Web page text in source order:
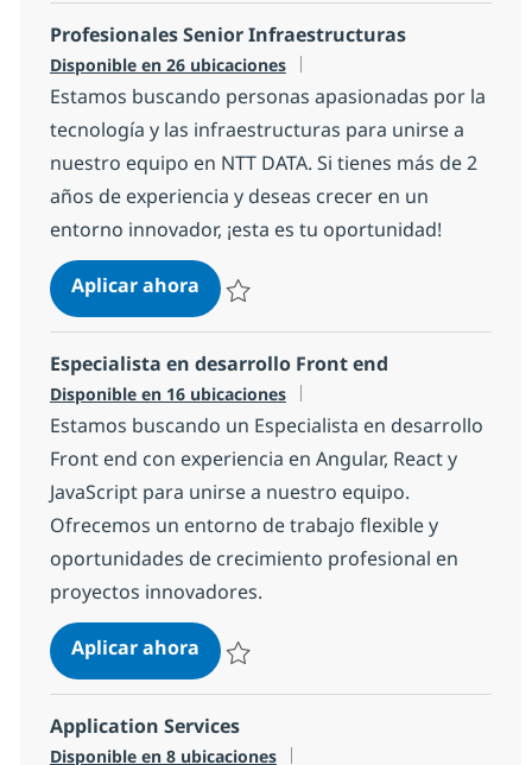
Profesionales Senior Infraestructuras
Disponible en 26 ubicaciones
Estamos buscando personas apasionadas por la
tecnología y las infraestructuras para unirse a
nuestro equipo en NTT DATA. Si tienes más de 2
años de experiencia y deseas crecer en un
entorno innovador, ¡esta es tu oportunidad!
Aplicar ahoraProfesionales Senior
Especialista en desarrollo Front end
Disponible en 16 ubicaciones
Estamos buscando un Especialista en desarrollo
Front end con experiencia en Angular, React y
JavaScript para unirse a nuestro equipo.
Ofrecemos un entorno de trabajo flexible y
oportunidades de crecimiento profesional en
proyectos innovadores.
Aplicar ahoraEspecialista en desarrollo Front
Application Services
Disponible en 8 ubicaciones